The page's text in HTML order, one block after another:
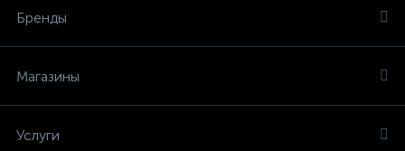
Бренды
Магазины
Услуги